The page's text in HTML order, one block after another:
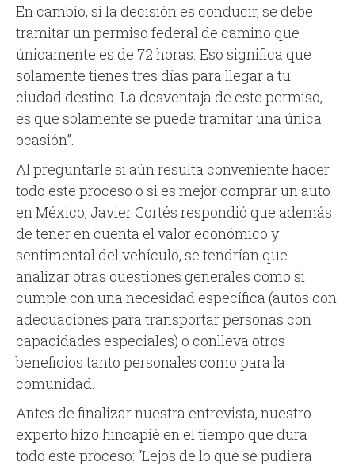
En cambio, si la decisión es conducir, se debe
tramitar un permiso federal de camino que
únicamente es de 72 horas. Eso significa que
solamente tienes tres días para llegar a tu
ciudad destino. La desventaja de este permiso,
es que solamente se puede tramitar una única
ocasión”.
Al preguntarle si aún resulta conveniente hacer
todo este proceso o si es mejor comprar un auto
en México, Javier Cortés respondió que además
de tener en cuenta el valor económico y
sentimental del vehículo, se tendrían que
analizar otras cuestiones generales como si
cumple con una necesidad específica (autos con
adecuaciones para transportar personas con
capacidades especiales) o conlleva otros
beneficios tanto personales como para la
comunidad.
Antes de finalizar nuestra entrevista, nuestro
experto hizo hincapié en el tiempo que dura
todo este proceso: “Lejos de lo que se pudiera